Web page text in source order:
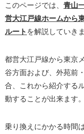
このページでは、 青山
営大江戸線ホームから
ルート を解説していきま
都営大江戸線から東京
谷方面および、外苑前
合、これから紹介する
動することが出来ます。
乗り換えにかかる時間